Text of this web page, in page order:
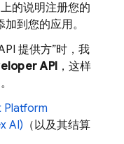
的说明注册您的
到您的应用。
提供方”时，我
API ，这样
Platform
AI) （以及其结算